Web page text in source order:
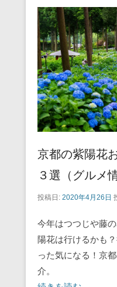
b
o
o
k
京都の紫陽花
３選（グルメ
投稿日: 2020年4月26日
今年はつつじや藤
陽花は行けるかも
った気になる！京
介。